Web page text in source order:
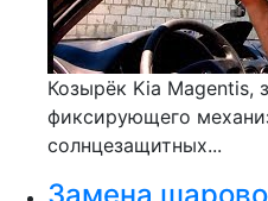
Козырёк Kia Magentis,
фиксирующего
солнцезащитных...